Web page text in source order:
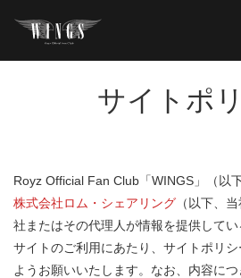
サイトポ
Royz Official Fan Club「WINGS」（以
株式会社ロム・シェアリング （以下、
社またはその代理人が情報を提供して
サイトのご利用にあたり、サイトポリ
ようお願いいたします。なお、内容に